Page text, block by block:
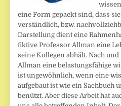
eine Form gepackt sind, dass
verständlich, bzw.
Darstellung dient eine
fiktive Professor Allman eine
seine Kollegen abhält. Nach
Allman eine belastungsfähige
ist ungewöhnlich, wenn eine
aufgebaut ist wie ein Sachbuch
benützt. Aber diese Arbeit hat